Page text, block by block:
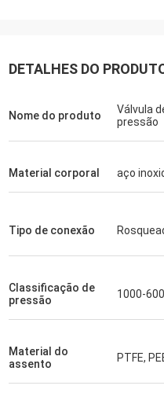
DETALHES DO
Nome do produto
Válvula
pressão
Material corporal aço
Tipo de conexão
Classificação de
pressão
1000-
Material do
assento
PTFE,